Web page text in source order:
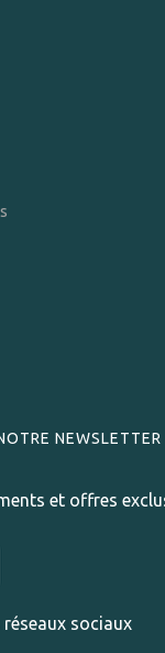
NEWSLETTER
et offres
sociaux